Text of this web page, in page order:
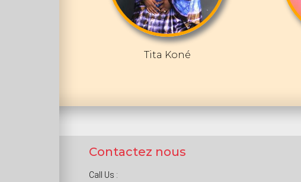
Tita Koné
Contactez nous
Call Us :